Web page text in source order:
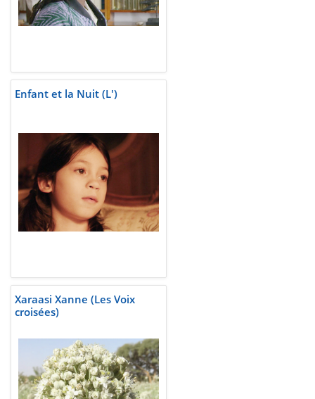
Enfant et la Nuit (L')
Xaraasi Xanne (Les Voix
croisées)